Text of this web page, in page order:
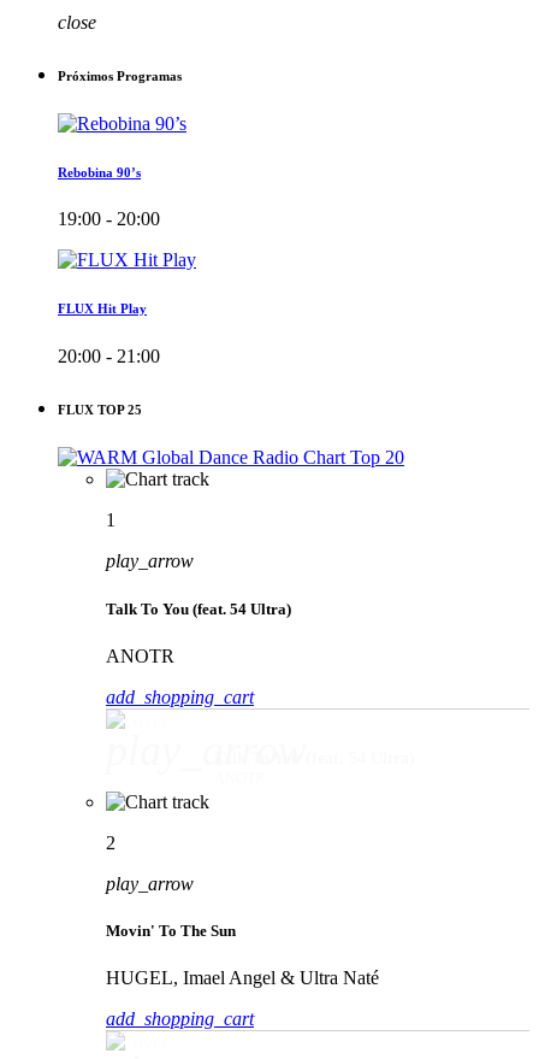
close
Próximos Programas
Rebobina 90’s
19:00 - 20:00
FLUX Hit Play
20:00 - 21:00
FLUX TOP 25
1
play_arrow
Talk To You (feat. 54 Ultra)
ANOTR
add_shopping_cart
2
play_arrow
Movin' To The Sun
HUGEL, Imael Angel & Ultra Naté
add_shopping_cart